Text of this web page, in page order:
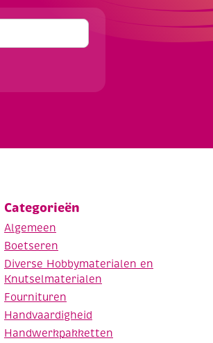
Categorieën
Algemeen
Boetseren
Diverse Hobbymaterialen en
Knutselmaterialen
Fournituren
Handvaardigheid
Handwerkpakketten